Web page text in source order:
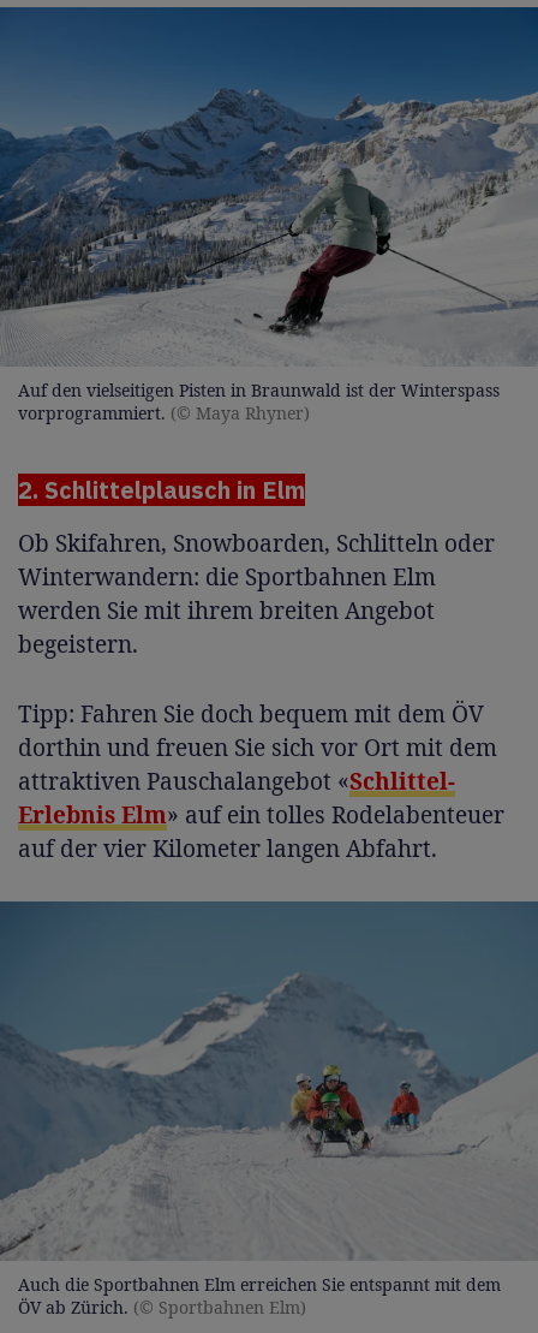
Auf den vielseitigen Pisten in Braunwald ist der Winterspass
vorprogrammiert. (© Maya Rhyner)
2. Schlittelplausch in Elm
Ob Skifahren, Snowboarden, Schlitteln oder
Winterwandern: die Sportbahnen Elm
werden Sie mit ihrem breiten Angebot
begeistern.
Tipp: Fahren Sie doch bequem mit dem ÖV
dorthin und freuen Sie sich vor Ort mit dem
attraktiven Pauschalangebot «Schlittel-
Erlebnis Elm» auf ein tolles Rodelabenteuer
auf der vier Kilometer langen Abfahrt.
Auch die Sportbahnen Elm erreichen Sie entspannt mit dem
ÖV ab Zürich. (© Sportbahnen Elm)